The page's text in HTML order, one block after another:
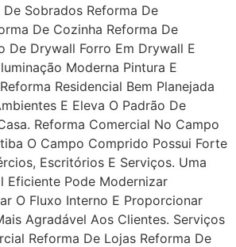
De Sobrados Reforma De
De Cozinha Reforma De
De Drywall Forro Em Drywall E
Moderna Pintura E
Residencial Bem Planejada
E Eleva O Padrão De
Reforma Comercial No Campo
O Campo Comprido Possui Forte
Escritórios E Serviços. Uma
Eficiente Pode Modernizar
O Fluxo Interno E Proporcionar
Agradável Aos Clientes. Serviços
Reforma De Lojas Reforma De